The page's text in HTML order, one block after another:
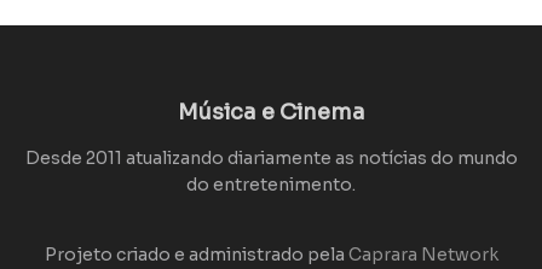
Música e Cinema
Desde 2011 atualizando diariamente as notícias do mundo
do entretenimento.
Projeto criado e administrado pela Caprara Network